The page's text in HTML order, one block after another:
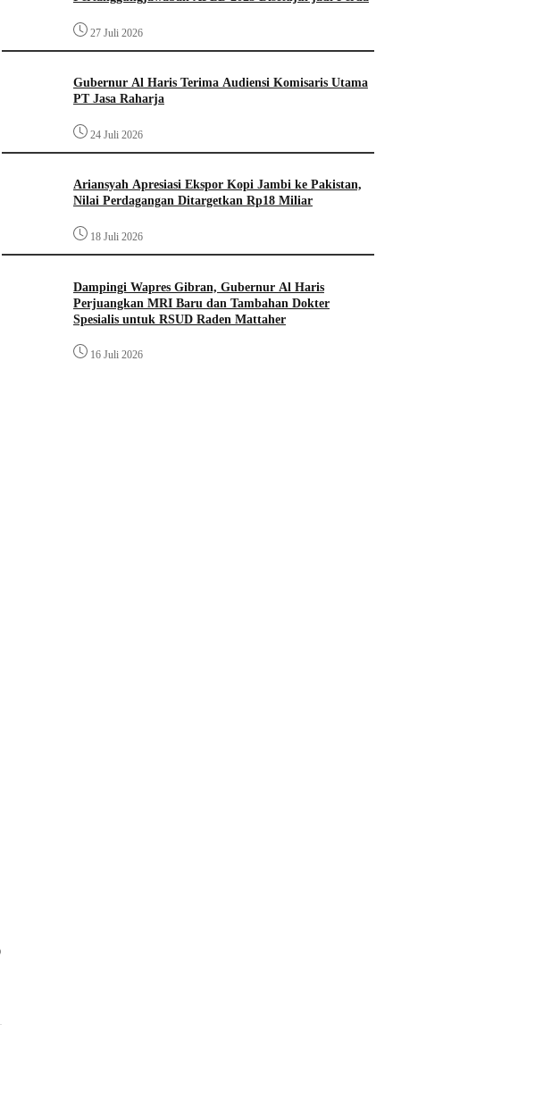
27 Juli 2026
Gubernur Al Haris Terima Audiensi Komisaris Utama
PT Jasa Raharja
24 Juli 2026
Ariansyah Apresiasi Ekspor Kopi Jambi ke Pakistan,
Nilai Perdagangan Ditargetkan Rp18 Miliar
18 Juli 2026
Dampingi Wapres Gibran, Gubernur Al Haris
Perjuangkan MRI Baru dan Tambahan Dokter
Spesialis untuk RSUD Raden Mattaher
16 Juli 2026